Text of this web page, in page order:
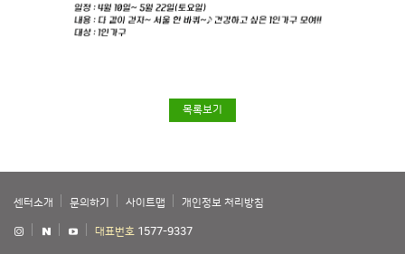
목록보기
센터소개 문의하기 사이트맵 개인정보 처리방침
대표번호 1577-9337